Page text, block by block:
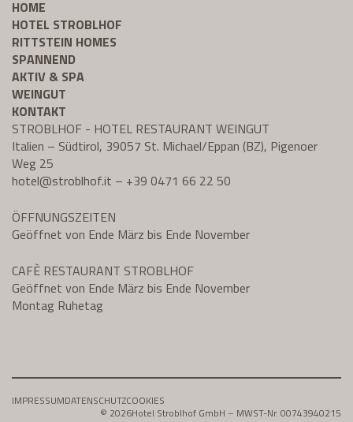
HOME
HOTEL STROBLHOF
RITTSTEIN HOMES
SPANNEND
AKTIV & SPA
WEINGUT
KONTAKT
STROBLHOF - HOTEL RESTAURANT WEINGUT
Italien – Südtirol, 39057 St. Michael/Eppan (BZ), Pigenoer
Weg 25
hotel@stroblhof.it – +39 0471 66 22 50
ÖFFNUNGSZEITEN
Geöffnet von Ende März bis Ende November
CAFÈ RESTAURANT STROBLHOF
Geöffnet von Ende März bis Ende November
Montag Ruhetag
IMPRESSUMDATENSCHUTZCOOKIES
© 2026Hotel Stroblhof GmbH – MWST-Nr. 00743940215